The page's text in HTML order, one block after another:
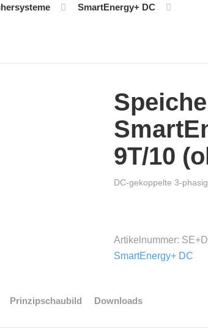
SmartEnergy+ DC
9T/10
DC-gekoppelte 3-
Artikelnummer:
SmartEnergy+ DC
Prinzipschaubild Downloads